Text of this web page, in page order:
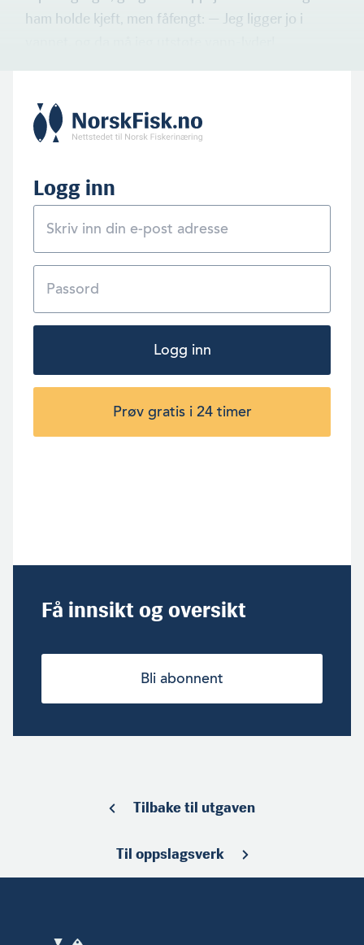
ham holde kjeft, men fåfengt: — Jeg ligger jo i
Logg inn
Logg inn
Prøv gratis i 24 timer
Få innsikt og oversikt
Bli abonnent
Tilbake til utgaven
Til oppslagsverk